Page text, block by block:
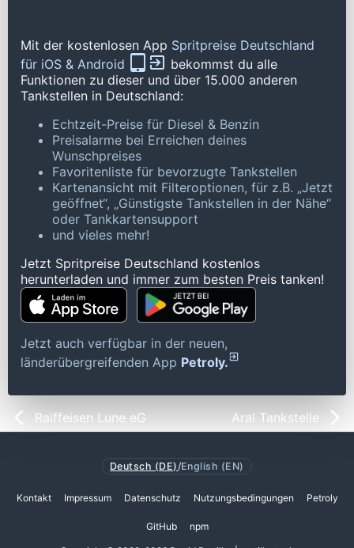
Mit der kostenlosen App Spritpreise Deutschland
für iOS & Android
bekommst du alle
Funktionen zu dieser und über 15.000 anderen
Tankstellen in Deutschland:
Echtzeit-Preise für Diesel & Benzin
Preisalarme bei Erreichen deines
Wunschpreises
Favoritenliste für bevorzugte Tankstellen
Kartenansicht mit Filteroptionen, für z.B. „Jetzt
geöffnet“, „Günstigste Tankstellen in der Nähe“
oder Tankkartensupport
und vieles mehr!
Jetzt Spritpreise Deutschland kostenlos
herunterladen und immer zum besten Preis tanken!
Jetzt auch verfügbar in der neuen,
länderübergreifenden App Petroly.
Raiffeisen Lune eG Aral Tankstelle
Deutsch (DE) /English (EN)
Kontakt Impressum Datenschutz Nutzungsbedingungen Petroly
GitHub npm